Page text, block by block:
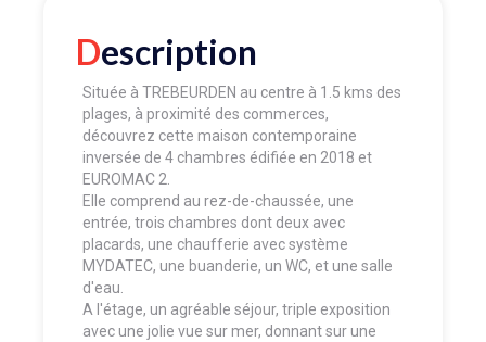
Description
Située à TREBEURDEN au centre à 1.5 kms des
plages, à proximité des commerces,
découvrez cette maison contemporaine
inversée de 4 chambres édifiée en 2018 et
EUROMAC 2.
Elle comprend au rez-de-chaussée, une
entrée, trois chambres dont deux avec
placards, une chaufferie avec système
MYDATEC, une buanderie, un WC, et une salle
d'eau.
A l'étage, un agréable séjour, triple exposition
avec une jolie vue sur mer, donnant sur une